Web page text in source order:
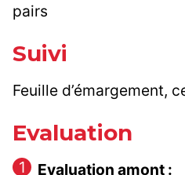
pairs
Suivi
Feuille d’émargement,
Evaluation
Evaluation amont :